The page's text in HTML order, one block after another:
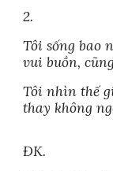
2.
Tôi sống bao
vui buồn,
Tôi nhìn thế
thay không
ĐK.